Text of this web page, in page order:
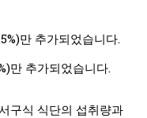
만 추가되었습니다.
만 추가되었습니다.
구식 식단의 섭취량과